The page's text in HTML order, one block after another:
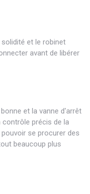
et le robinet
avant de libérer
et la vanne d'arrêt
contrôle précis de la
se procurer des
beaucoup plus